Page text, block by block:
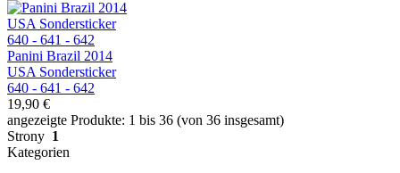
Panini Brazil 2014
USA Sondersticker
640 - 641 - 642
19,90 €
angezeigte Produkte: 1 bis 36 (von 36 insgesamt)
Strony 1
Kategorien